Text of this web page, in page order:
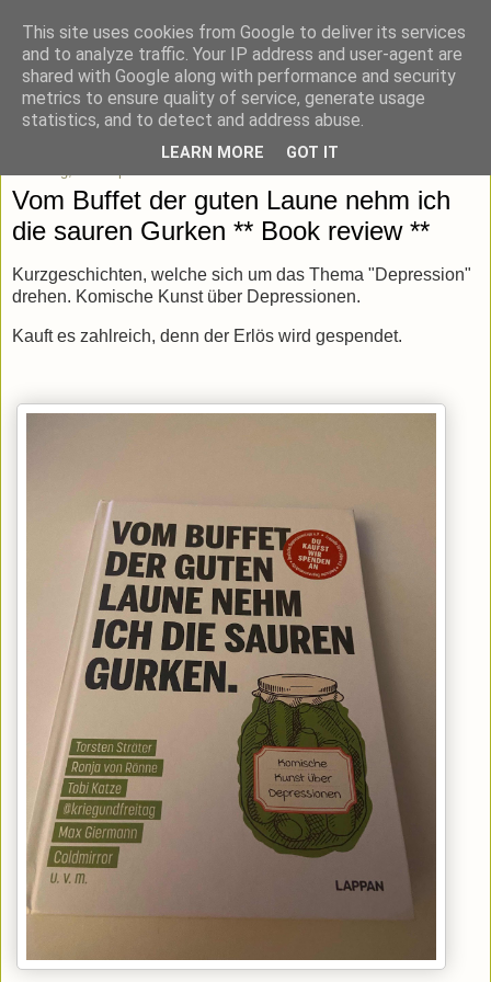
blick-punkt[e..]
Momentaufnahmen von unterwegs & daheim.
Vom Buffet der guten Laune nehm ich
die sauren Gurken ** Book review **
Kurzgeschichten, welche sich um das Thema "Depression"
drehen. Komische Kunst über Depressionen.
Kauft es zahlreich, denn der Erlös wird gespendet.
This site uses cookies from Google to deliver its services
and to analyze traffic. Your IP address and user-agent are
shared with Google along with performance and security
metrics to ensure quality of service, generate usage
statistics, and to detect and address abuse.
LEARN MORE GOT IT